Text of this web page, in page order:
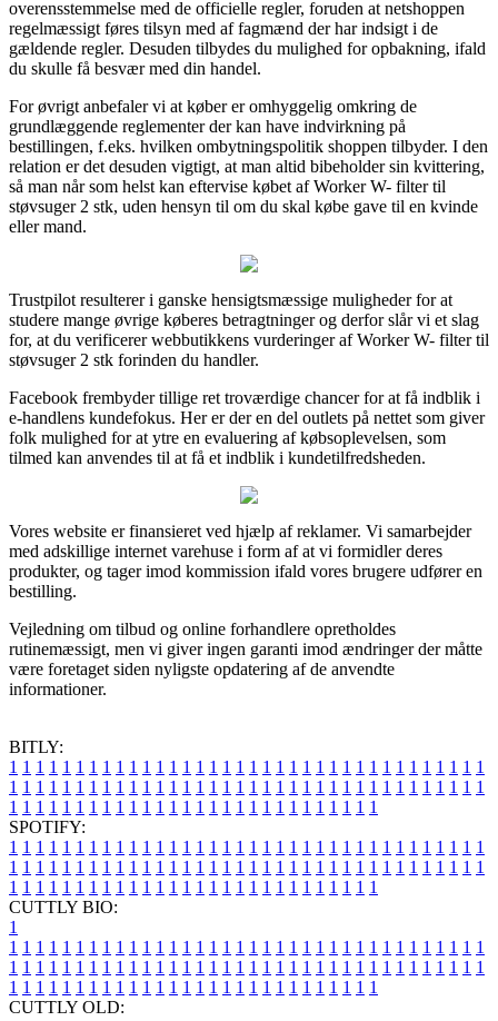
overensstemmelse med de officielle regler, foruden at netshoppen
regelmæssigt føres tilsyn med af fagmænd der har indsigt i de
gældende regler. Desuden tilbydes du mulighed for opbakning, ifald
du skulle få besvær med din handel.
For øvrigt anbefaler vi at køber er omhyggelig omkring de
grundlæggende reglementer der kan have indvirkning på
bestillingen, f.eks. hvilken ombytningspolitik shoppen tilbyder. I den
relation er det desuden vigtigt, at man altid bibeholder sin kvittering,
så man når som helst kan eftervise købet af Worker W- filter til
støvsuger 2 stk, uden hensyn til om du skal købe gave til en kvinde
eller mand.
Trustpilot resulterer i ganske hensigtsmæssige muligheder for at
studere mange øvrige køberes betragtninger og derfor slår vi et slag
for, at du verificerer webbutikkens vurderinger af Worker W- filter til
støvsuger 2 stk forinden du handler.
Facebook frembyder tillige ret troværdige chancer for at få indblik i
e-handlens kundefokus. Her er der en del outlets på nettet som giver
folk mulighed for at ytre en evaluering af købsoplevelsen, som
tilmed kan anvendes til at få et indblik i kundetilfredsheden.
Vores website er finansieret ved hjælp af reklamer. Vi samarbejder
med adskillige internet varehuse i form af at vi formidler deres
produkter, og tager imod kommission ifald vores brugere udfører en
bestilling.
Vejledning om tilbud og online forhandlere opretholdes
rutinemæssigt, men vi giver ingen garanti imod ændringer der måtte
være foretaget siden nyligste opdatering af de anvendte
informationer.
BITLY:
1 1 1 1 1 1 1 1 1 1 1 1 1 1 1 1 1 1 1 1 1 1 1 1 1 1 1 1 1 1 1 1 1 1 1 1
1 1 1 1 1 1 1 1 1 1 1 1 1 1 1 1 1 1 1 1 1 1 1 1 1 1 1 1 1 1 1 1 1 1 1 1
1 1 1 1 1 1 1 1 1 1 1 1 1 1 1 1 1 1 1 1 1 1 1 1 1 1 1 1
SPOTIFY:
1 1 1 1 1 1 1 1 1 1 1 1 1 1 1 1 1 1 1 1 1 1 1 1 1 1 1 1 1 1 1 1 1 1 1 1
1 1 1 1 1 1 1 1 1 1 1 1 1 1 1 1 1 1 1 1 1 1 1 1 1 1 1 1 1 1 1 1 1 1 1 1
1 1 1 1 1 1 1 1 1 1 1 1 1 1 1 1 1 1 1 1 1 1 1 1 1 1 1 1
CUTTLY BIO:
1
1 1 1 1 1 1 1 1 1 1 1 1 1 1 1 1 1 1 1 1 1 1 1 1 1 1 1 1 1 1 1 1 1 1 1 1
1 1 1 1 1 1 1 1 1 1 1 1 1 1 1 1 1 1 1 1 1 1 1 1 1 1 1 1 1 1 1 1 1 1 1 1
1 1 1 1 1 1 1 1 1 1 1 1 1 1 1 1 1 1 1 1 1 1 1 1 1 1 1 1
CUTTLY OLD: